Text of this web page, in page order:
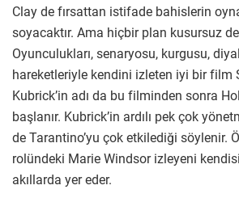
Clay de fırsattan istifade bahislerin
soyacaktır. Ama hiçbir plan kusursuz
Oyunculukları, senaryosu, kurgusu,
hareketleriyle kendini izleten iyi bir film
Kubrick’in adı da bu filminden sonra
başlanır. Kubrick’in ardılı pek çok
de Tarantino’yu çok etkilediği söylenir.
rolündeki Marie Windsor izleyeni
akıllarda yer eder.